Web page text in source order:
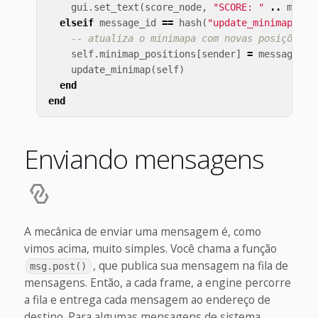
gui. set_text (score_node, "SCORE: " ..
elseif message_id == hash( "update_minimap"
-- atualiza o minimapa com novas posições
self.minimap_positions [sender] = message
update_minimap(self)
end
end
Enviando mensagens
A mecânica de enviar uma mensagem é, como
vimos acima, muito simples. Você chama a função
msg.post()
, que publica sua mensagem na fila de
mensagens. Então, a cada frame, a engine percorre
a fila e entrega cada mensagem ao endereço de